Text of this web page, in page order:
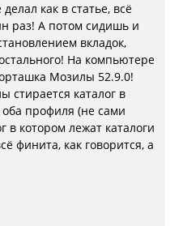
как в статье, всё
раз! А потом сидишь и
вкладок,
На компьютере
Мозилы 52.9.0!
стирается каталог в
оба профиля (не сами
в котором лежат каталоги
финита, как говорится, а